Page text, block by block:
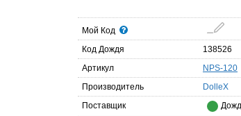
Мой Код
Код Дождя
138526
Артикул
NPS-120
Производитель
DolleX
Поставщик